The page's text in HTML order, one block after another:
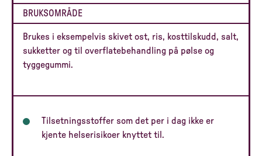
BRUKSOMRÅDE
Brukes i eksempelvis skivet ost, ris, kosttilskudd, salt,
sukketter og til overflatebehandling på pølse og
tyggegummi.
Tilsetningsstoffer som det per i dag ikke er
kjente helserisikoer knyttet til.